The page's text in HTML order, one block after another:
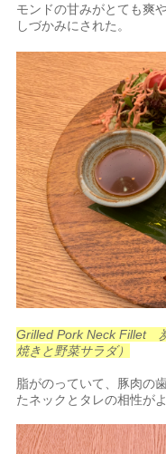
モンドの甘みがとても爽
しづかみにされた。
Grilled Pork Neck Fillet
焼きと野菜サラダ）
脂がのっていて、豚肉の
たネックとタレの相性がよ